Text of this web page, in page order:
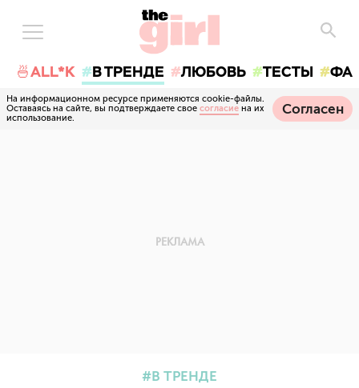
🍜ALL*K В ТРЕНДЕ ЛЮБОВЬ ТЕСТЫ
На информационном ресурсе применяются cookie-файлы.
Оставаясь на сайте, вы подтверждаете свое согласие на их
использование.
Согласен
В ТРЕНДЕ